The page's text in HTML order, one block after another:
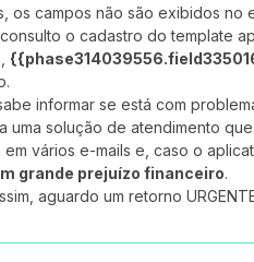
os campos não são exibidos no
o cadastro do template
informar se está com
uma solução de atendimento
em vários e-mails e, caso o
grande prejuízo financeiro.
aguardo um retorno